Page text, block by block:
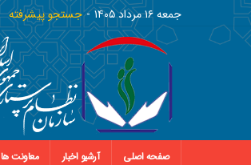
جمعه ١٦ مرداد ١٤٠٥ جستجو پیشرفته
صفحه اصلی آرشیو اخبار معاونت ها